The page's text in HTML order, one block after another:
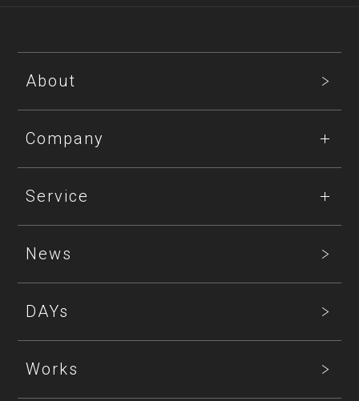
About
Company
Service
News
DAYs
Works